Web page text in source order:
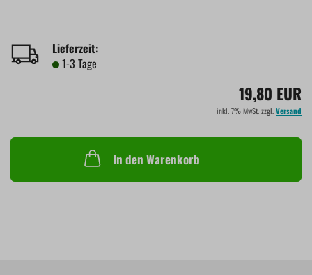
Lieferzeit:
1-3 Tage
19,80 EUR
inkl. 7% MwSt. zzgl.Versand
In den Warenkorb